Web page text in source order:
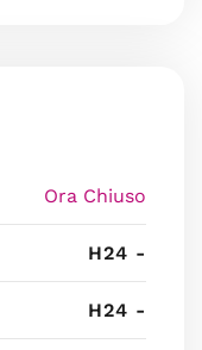
Ora Chiuso
H24 -
H24 -